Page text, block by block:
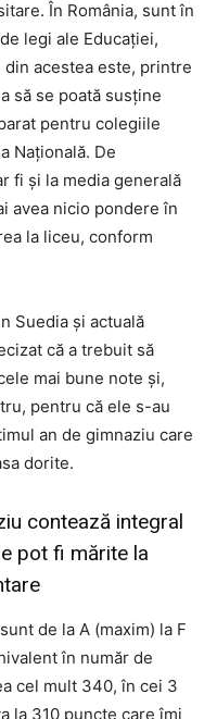
În România, sunt în
legi ale Educației,
din acestea este, printre
să se poată susține
pentru colegiile
Națională. De
fi și la media generală
avea nicio pondere în
la liceu, conform
Suedia și actuală
că a trebuit să
mai bune note și,
pentru că ele s-au
an de gimnaziu care
dorite.
contează integral
pot fi mărite la
de la A (maxim) la F
în număr de
cel mult 340, în cei 3
la 310 puncte care îmi